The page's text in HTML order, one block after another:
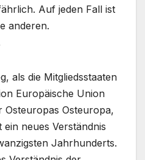
Auf jeden Fall ist
anderen.
als die Mitgliedsstaaten
Europäische Union
Osteuropas Osteuropa,
neues Verständnis
Jahrhunderts.